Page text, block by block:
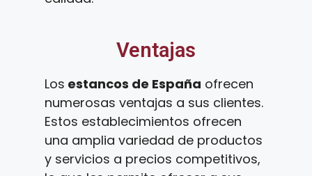
Ventajas
Los estancos de España ofrecen
numerosas ventajas a sus clientes.
Estos establecimientos ofrecen
una amplia variedad de productos
y servicios a precios competitivos,